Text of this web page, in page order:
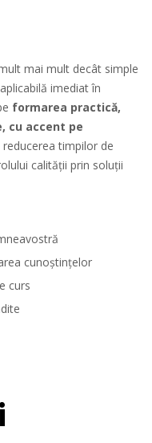
mai mult decât simple
imediat în
formarea practică,
cu accent pe
reducerea timpilor de
calității prin soluții
cunoștințelor
curs